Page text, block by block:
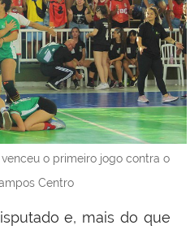
o primeiro jogo contra o
Centro
e, mais do que